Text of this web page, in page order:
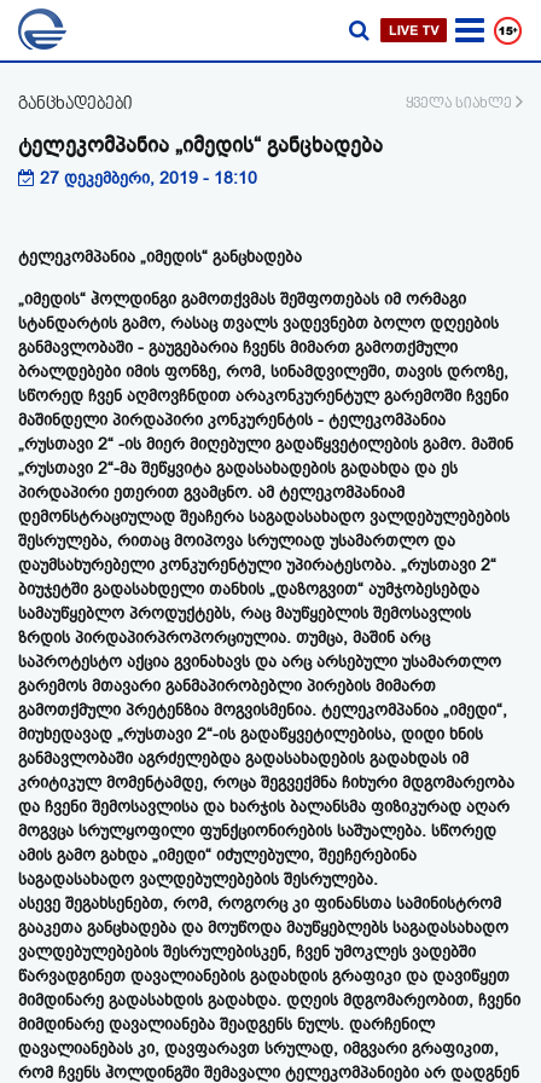
განცხადებები ყველა სიახლე
ტელეკომპანია „იმედის“ განცხადება
27 დეკემბერი, 2019 - 18:10
ტელეკომპანია „იმედის“ განცხადება
„იმედის“ ჰოლდინგი გამოთქვმას შეშფოთებას იმ ორმაგი
სტანდარტის გამო, რასაც თვალს ვადევნებთ ბოლო დღეების
განმავლობაში - გაუგებარია ჩვენს მიმართ გამოთქმული
ბრალდებები იმის ფონზე, რომ, სინამდვილეში, თავის დროზე,
სწორედ ჩვენ აღმოვჩნდით არაკონკურენტულ გარემოში ჩვენი
მაშინდელი პირდაპირი კონკურენტის - ტელეკომპანია
„რუსთავი 2“ -ის მიერ მიღებული გადაწყვეტილების გამო. მაშინ
„რუსთავი 2“-მა შეწყვიტა გადასახადების გადახდა და ეს
პირდაპირი ეთერით გვამცნო. ამ ტელეკომპანიამ
დემონსტრაციულად შეაჩერა საგადასახადო ვალდებულებების
შესრულება, რითაც მოიპოვა სრულიად უსამართლო და
დაუმსახურებელი კონკურენტული უპირატესობა. „რუსთავი 2“
ბიუჯეტში გადასახდელი თანხის „დაზოგვით“ აუმჯობესებდა
სამაუწყებლო პროდუქტებს, რაც მაუწყებლის შემოსავლის
ზრდის პირდაპირპროპორციულია. თუმცა, მაშინ არც
საპროტესტო აქცია გვინახავს და არც არსებული უსამართლო
გარემოს მთავარი განმაპირობებლი პირების მიმართ
გამოთქმული პრეტენზია მოგვისმენია. ტელეკომპანია „იმედი“,
მიუხედავად „რუსთავი 2“-ის გადაწყვეტილებისა, დიდი ხნის
განმავლობაში აგრძელებდა გადასახადების გადახდას იმ
კრიტიკულ მომენტამდე, როცა შეგვექმნა ჩიხური მდგომარეობა
და ჩვენი შემოსავლისა და ხარჯის ბალანსმა ფიზიკურად აღარ
მოგვცა სრულყოფილი ფუნქციონირების საშუალება. სწორედ
ამის გამო გახდა „იმედი“ იძულებული, შეეჩერებინა
საგადასახადო ვალდებულებების შესრულება.
ასევე შეგახსენებთ, რომ, როგორც კი ფინანსთა სამინისტრომ
გააკეთა განცხადება და მოუწოდა მაუწყებლებს საგადასახადო
ვალდებულებების შესრულებისკენ, ჩვენ უმოკლეს ვადებში
წარვადგინეთ დავალიანების გადახდის გრაფიკი და დავიწყეთ
მიმდინარე გადასახდის გადახდა. დღეის მდგომარეობით, ჩვენი
მიმდინარე დავალიანება შეადგენს ნულს. დარჩენილ
დავალიანებას კი, დავფარავთ სრულად, იმგვარი გრაფიკით,
რომ ჩვენს ჰოლდინგში შემავალი ტელეკომპანიები არ დადგნენ